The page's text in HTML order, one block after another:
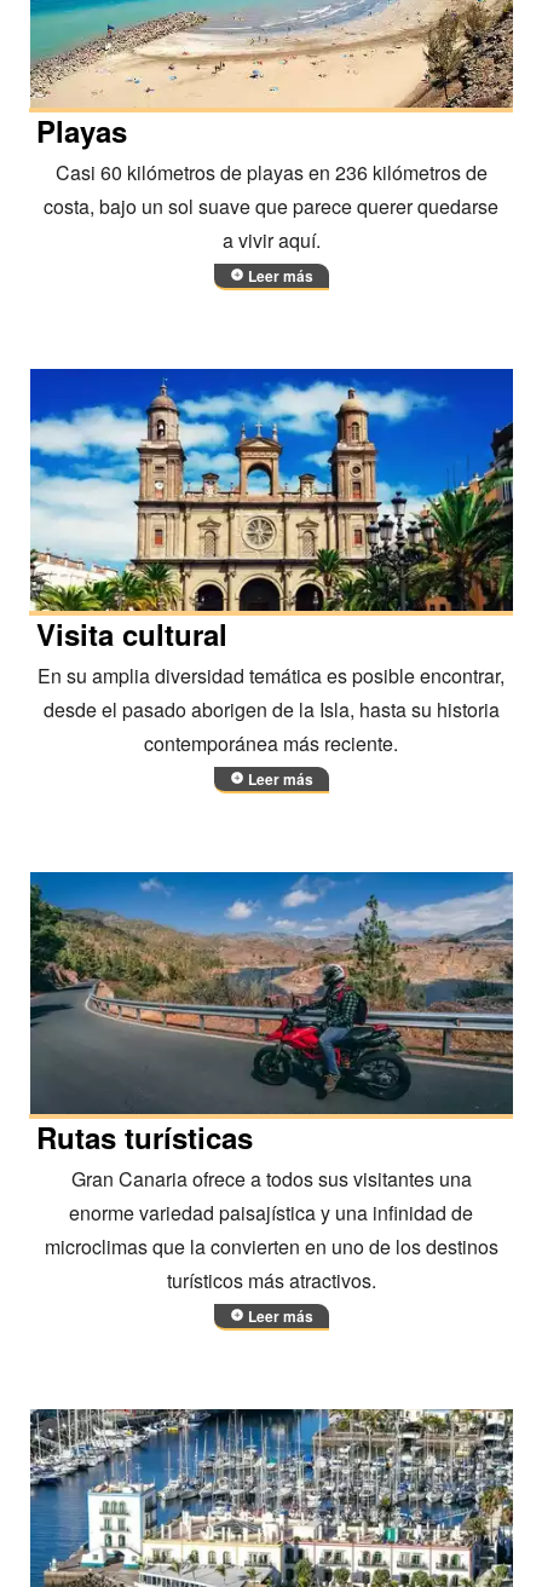
Playas
Casi 60 kilómetros de playas en 236 kilómetros de
costa, bajo un sol suave que parece querer quedarse
a vivir aquí.
Leer más
Visita cultural
En su amplia diversidad temática es posible encontrar,
desde el pasado aborigen de la Isla, hasta su historia
contemporánea más reciente.
Leer más
Rutas turísticas
Gran Canaria ofrece a todos sus visitantes una
enorme variedad paisajística y una infinidad de
microclimas que la convierten en uno de los destinos
turísticos más atractivos.
Leer más